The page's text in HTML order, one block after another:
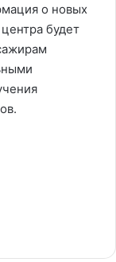
о новых
будет